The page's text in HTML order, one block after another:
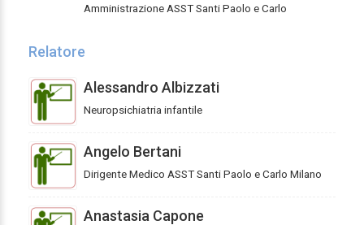
Amministrazione ASST Santi Paolo e Carlo
Relatore
Alessandro Albizzati
Neuropsichiatria infantile
Angelo Bertani
Dirigente Medico ASST Santi Paolo e Carlo Milano
Anastasia Capone